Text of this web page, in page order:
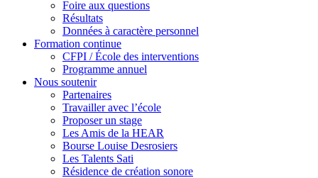
Foire aux questions
Résultats
Données à caractère personnel
Formation continue
CFPI / École des interventions
Programme annuel
Nous soutenir
Partenaires
Travailler avec l’école
Proposer un stage
Les Amis de la HEAR
Bourse Louise Desrosiers
Les Talents Sati
Résidence de création sonore